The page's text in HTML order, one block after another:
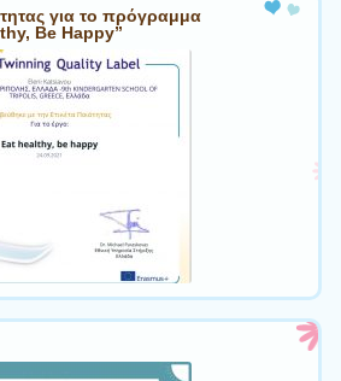
για το πρόγραμμα
Be Happy”